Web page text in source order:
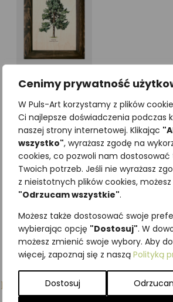
Cenimy prywatność
W Puls-Art korzystamy z plików
Ci najlepsze doświadczenia podczas
naszej strony internetowej. Klikając
wszystko", wyrażasz zgodę na
cookies, co pozwoli nam
Twoich potrzeb. Jeśli nie wyrażasz
z nieistotnych plików cookies, możesz
"Odrzucam wszystkie".
Możesz także dostosować swoje
wybierając opcję "Dostosuj". W
możesz zmienić swoje wybory. Aby
więcej, zapoznaj się z naszą Polityką
Dostosuj
Galeria drzew na
drewnie – Daglezja
zielona
307,50zł z VAT
Dodaj do koszyka
Podobne produkty